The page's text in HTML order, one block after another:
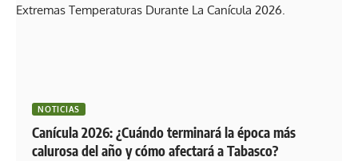
NOTICIAS
Canícula 2026: ¿Cuándo terminará la época más
calurosa del año y cómo afectará a Tabasco?